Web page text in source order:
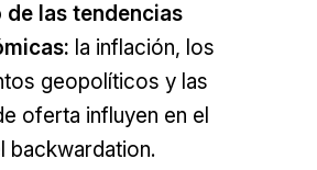
de las tendencias
la inflación, los
geopolíticos y las
oferta influyen en el
backwardation.